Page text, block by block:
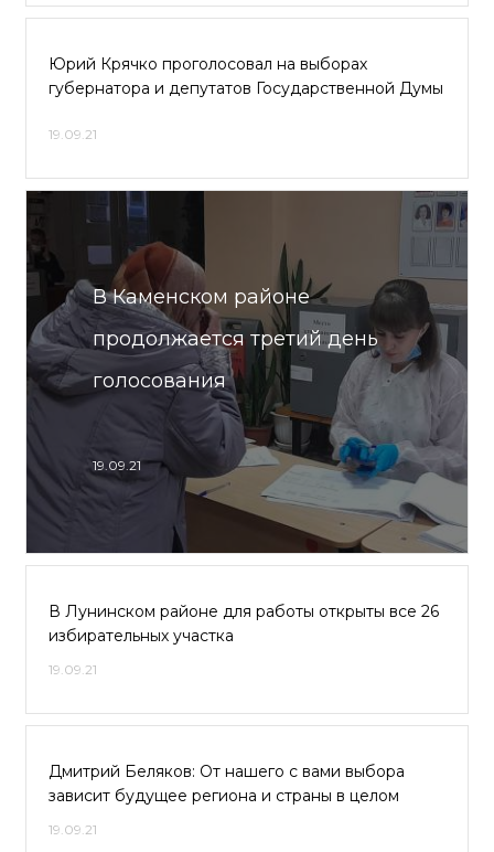
Юрий Крячко проголосовал на выборах
губернатора и депутатов Государственной Думы
19.09.21
В Каменском районе
продолжается третий день
голосования
19.09.21
В Лунинском районе для работы открыты все 26
избирательных участка
19.09.21
Дмитрий Беляков: От нашего с вами выбора
зависит будущее региона и страны в целом
19.09.21